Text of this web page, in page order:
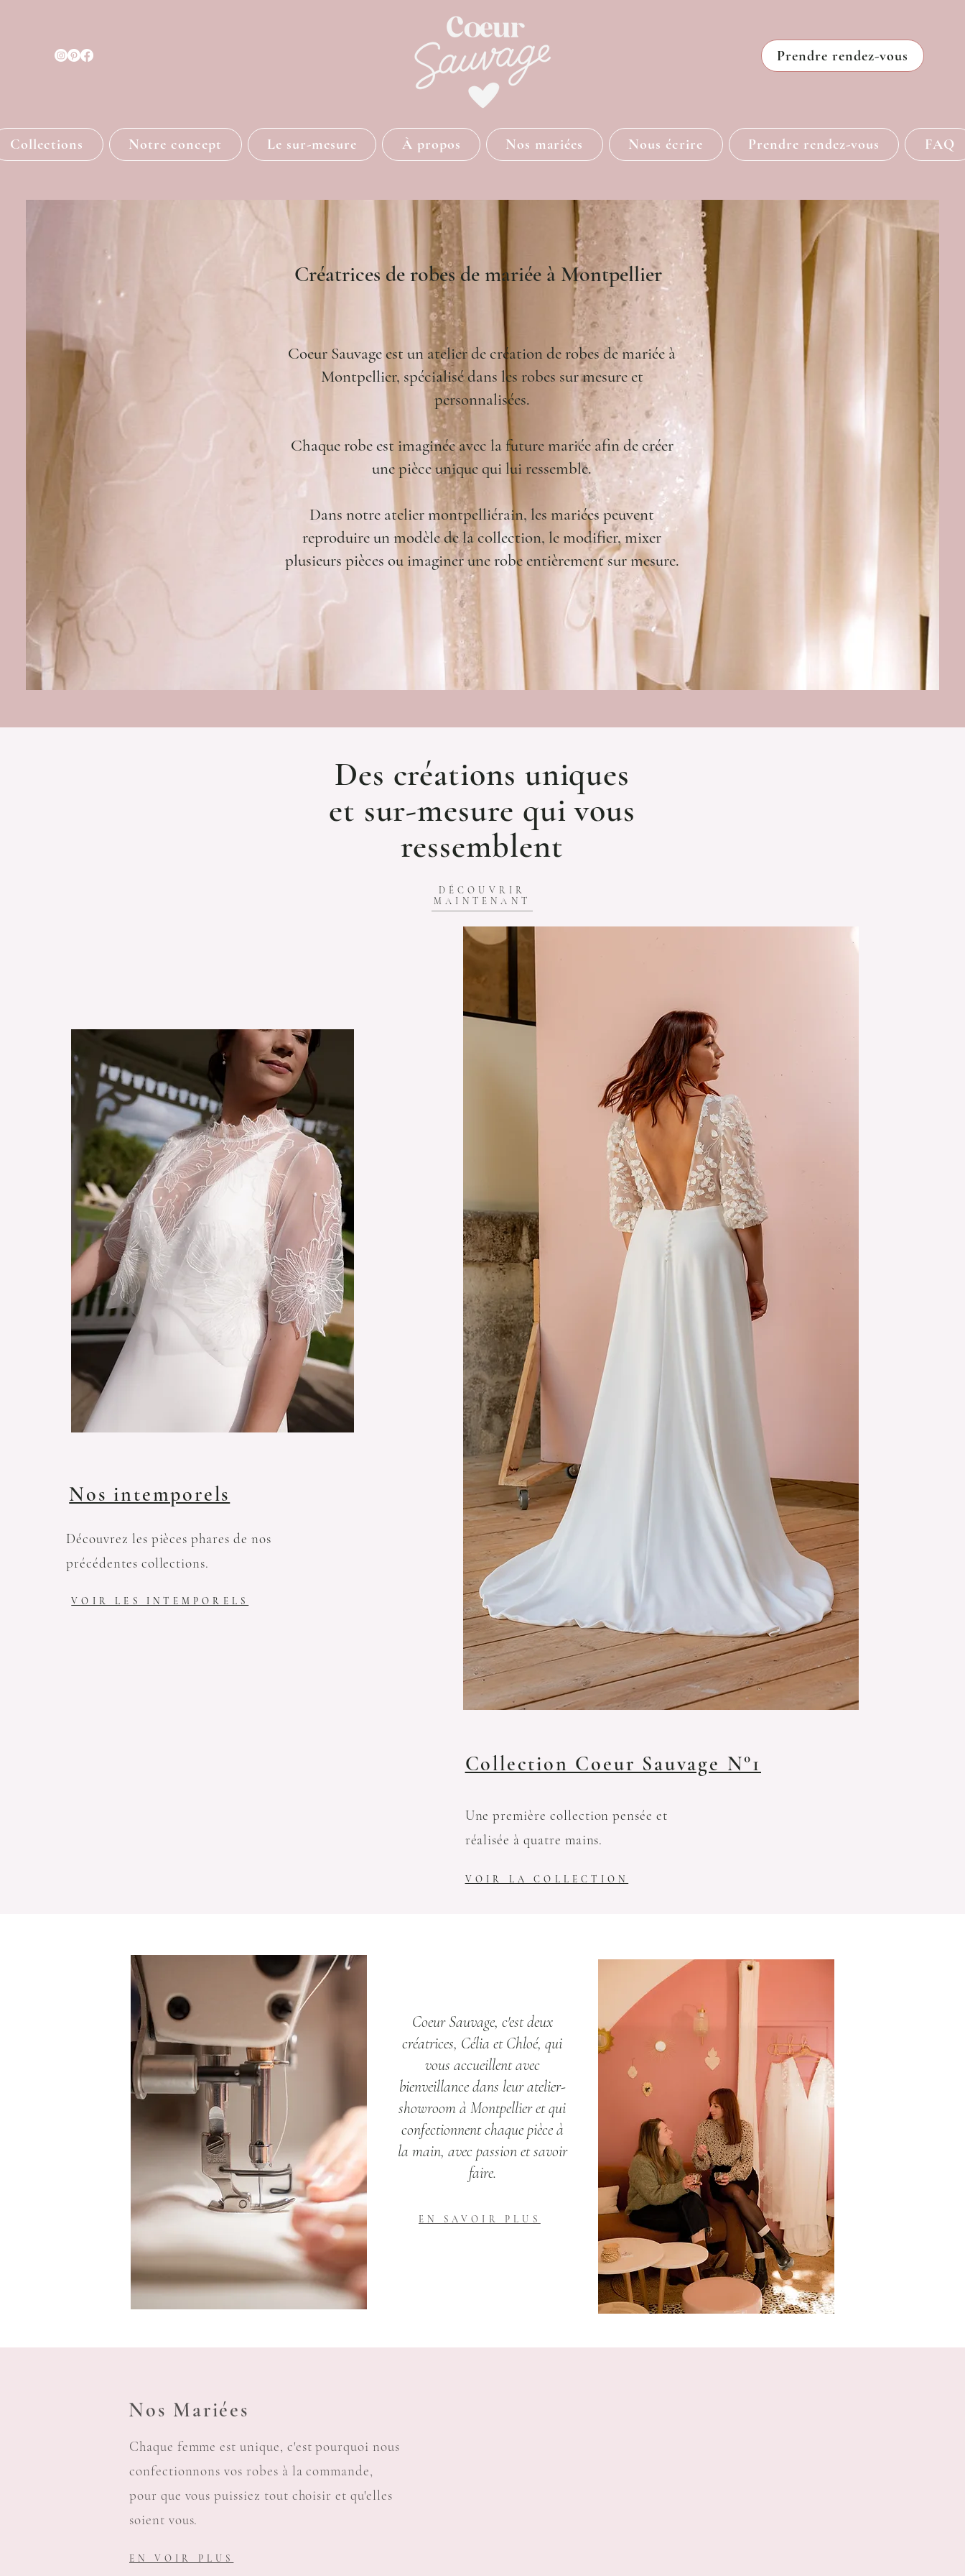
Prendre rendez-vous
Collections Notre concept Le sur-mesure À propos Nos mariées Nous écrire Prendre rendez-vous FAQ
Créatrices de robes de mariée à Montpellier
Coeur Sauvage est un atelier de création de robes de mariée à
Montpellier, spécialisé dans les robes sur mesure et
personnalisées.
Chaque robe est imaginée avec la future mariée afin de créer
une pièce unique qui lui ressemble.
Dans notre atelier montpelliérain, les mariées peuvent
reproduire un modèle de la collection, le modifier, mixer
plusieurs pièces ou imaginer une robe entièrement sur mesure.
Des créations uniques
et sur-mesure qui vous
ressemblent
DÉCOUVRIR
MAINTENANT
Nos intemporels
Découvrez les pièces phares de nos
précédentes collections.
VOIR LES INTEMPORELS
Collection Coeur Sauvage N°1
Une première collection pensée et
réalisée à quatre mains.
VOIR LA COLLECTION
Coeur Sauvage, c'est deux
créatrices, Célia et Chloé, qui
vous accueillent avec
bienveillance dans leur atelier-
showroom à Montpellier et qui
confectionnent chaque pièce à
la main, avec passion et savoir
faire.
EN SAVOIR PLUS
Nos Mariées
Chaque femme est unique, c'est pourquoi nous
confectionnons vos robes à la commande,
pour que vous puissiez tout choisir et qu'elles
soient vous.
EN VOIR PLUS